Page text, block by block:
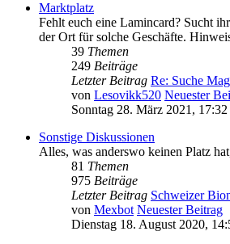
Marktplatz
Fehlt euch eine Lamincard? Sucht
der Ort für solche Geschäfte.
39 Themen
249 Beiträge
Letzter Beitrag Re: Suche
von Lesovikk520 Neuester
Sonntag 28. März 2021, 17:32
Sonstige Diskussionen
Alles, was anderswo keinen Platz
81 Themen
975 Beiträge
Letzter Beitrag Schweizer
von Mexbot Neuester Beitrag
Dienstag 18. August 2020,